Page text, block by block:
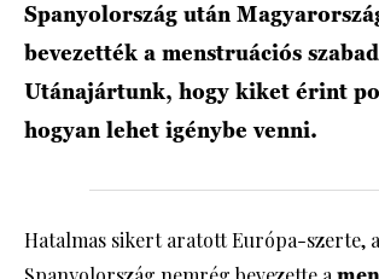
Spanyolország után
bevezették a menstruációs
Utánajártunk, hogy kiket érint
hogyan lehet igénybe venni.
Hatalmas sikert aratott Európa-szerte,